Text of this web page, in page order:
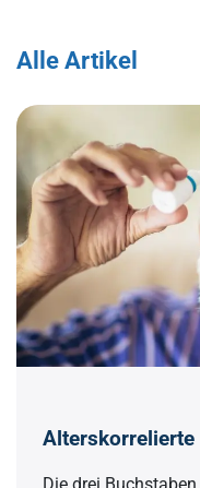
Alle Artikel
Alterskorrelierte